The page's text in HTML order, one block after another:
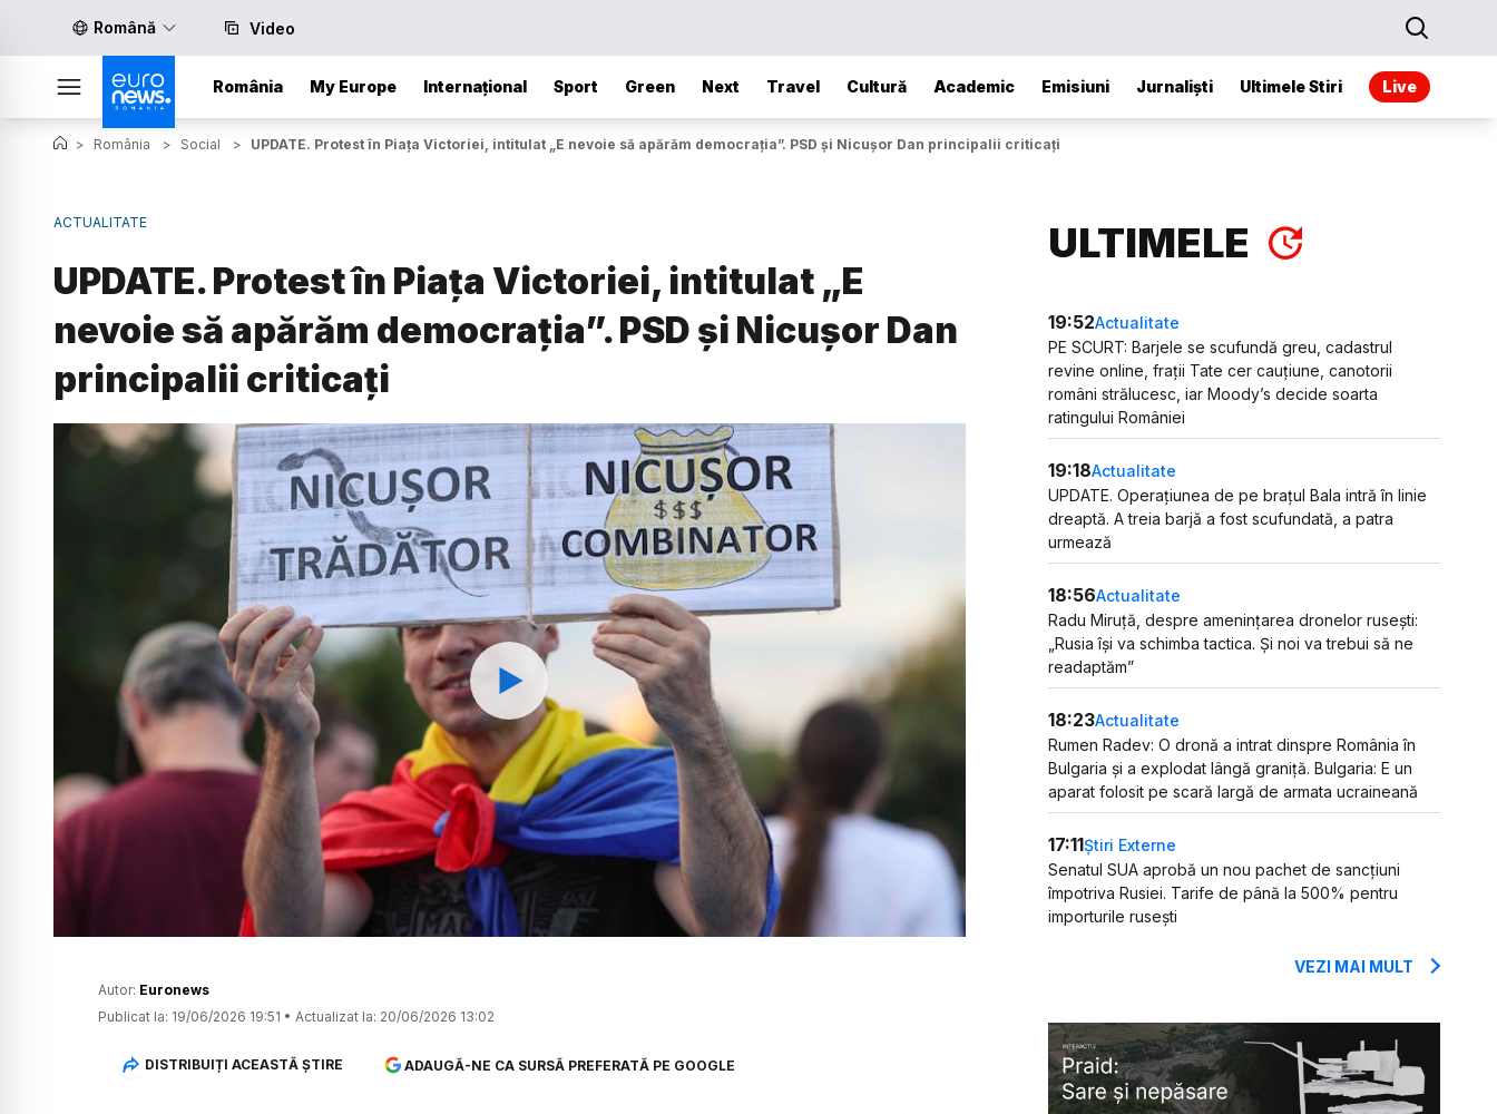
Română Video
România My Europe Internațional Sport Green Next Travel Cultură Academic Emisiuni Jurnaliști Ultimele Stiri Live
> România > Social > UPDATE. Protest în Piața Victoriei, intitulat „E nevoie să apărăm democrația”. PSD și Nicușor Dan principalii criticați
ACTUALITATE
UPDATE. Protest în Piața Victoriei, intitulat „E
nevoie să apărăm democrația”. PSD și Nicușor Dan
principalii criticați
Watch
Autor: Euronews
Publicat la: 19/06/2026 19:51 • Actualizat la: 20/06/2026 13:02
DISTRIBUIȚI ACEASTĂ ȘTIRE ADAUGĂ-NE CA SURSĂ PREFERATĂ PE GOOGLE
ULTIMELE
19:52Actualitate
PE SCURT: Barjele se scufundă greu, cadastrul
revine online, frații Tate cer cauțiune, canotorii
români strălucesc, iar Moody’s decide soarta
ratingului României
19:18Actualitate
UPDATE. Operațiunea de pe brațul Bala intră în linie
dreaptă. A treia barjă a fost scufundată, a patra
urmează
18:56Actualitate
Radu Miruță, despre amenințarea dronelor rusești:
„Rusia își va schimba tactica. Și noi va trebui să ne
readaptăm”
18:23Actualitate
Rumen Radev: O dronă a intrat dinspre România în
Bulgaria și a explodat lângă graniță. Bulgaria: E un
aparat folosit pe scară largă de armata ucraineană
17:11Știri Externe
Senatul SUA aprobă un nou pachet de sancțiuni
împotriva Rusiei. Tarife de până la 500% pentru
importurile rusești
VEZI MAI MULT